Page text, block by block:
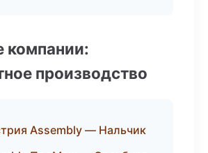
компании:
производство
Assembly — Нальчик